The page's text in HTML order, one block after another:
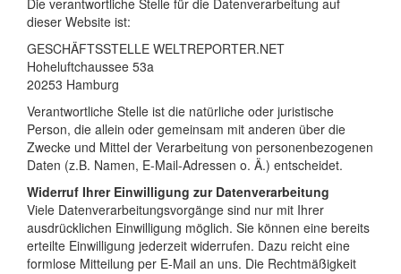
Die verantwortliche Stelle für die Datenverarbeitung auf
dieser Website ist:
GESCHÄFTSSTELLE WELTREPORTER.NET
Hoheluftchaussee 53a
20253 Hamburg
Verantwortliche Stelle ist die natürliche oder juristische
Person, die allein oder gemeinsam mit anderen über die
Zwecke und Mittel der Verarbeitung von personenbezogenen
Daten (z.B. Namen, E-Mail-Adressen o. Ä.) entscheidet.
Widerruf Ihrer Einwilligung zur Datenverarbeitung
Viele Datenverarbeitungsvorgänge sind nur mit Ihrer
ausdrücklichen Einwilligung möglich. Sie können eine bereits
erteilte Einwilligung jederzeit widerrufen. Dazu reicht eine
formlose Mitteilung per E-Mail an uns. Die Rechtmäßigkeit